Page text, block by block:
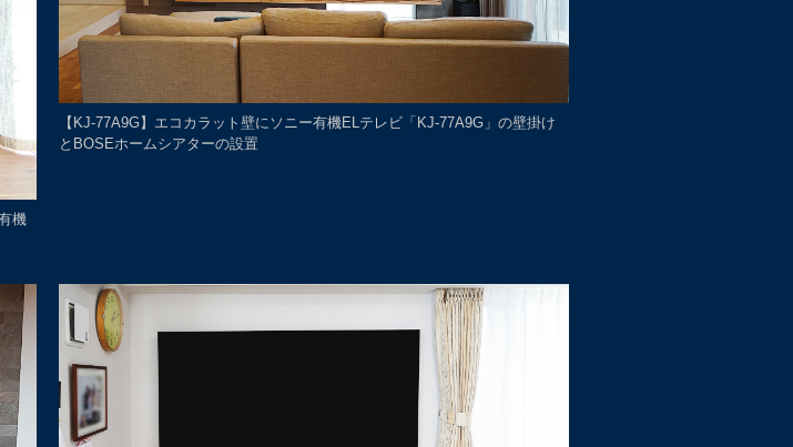
機
【KJ-77A9G】エコカラット壁にソニー有機ELテレビ「KJ-77A9G」の壁掛け
とBOSEホームシアターの設置